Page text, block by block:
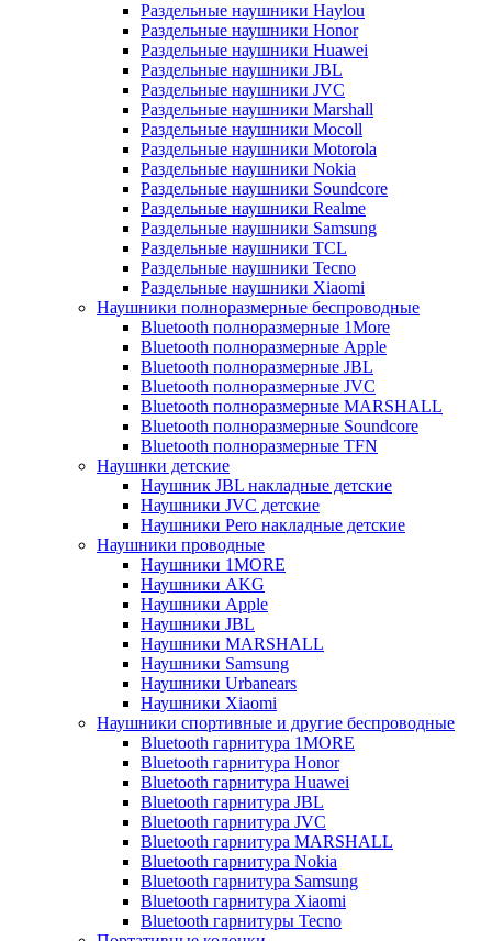
Раздельные наушники Haylou
Раздельные наушники Honor
Раздельные наушники Huawei
Раздельные наушники JBL
Раздельные наушники JVC
Раздельные наушники Marshall
Раздельные наушники Mocoll
Раздельные наушники Motorola
Раздельные наушники Nokia
Раздельные наушники Soundcore
Раздельные наушники Realme
Раздельные наушники Samsung
Раздельные наушники TCL
Раздельные наушники Tecno
Раздельные наушники Xiaomi
Наушники полноразмерные беспроводные
Bluetooth полноразмерные 1More
Bluetooth полноразмерные Apple
Bluetooth полноразмерные JBL
Bluetooth полноразмерные JVC
Bluetooth полноразмерные MARSHALL
Bluetooth полноразмерные Soundcore
Bluetooth полноразмерные TFN
Наушнки детские
Наушник JBL накладные детские
Наушники JVC детские
Наушники Pero накладные детские
Наушники проводные
Наушники 1MORE
Наушники AKG
Наушники Apple
Наушники JBL
Наушники MARSHALL
Наушники Samsung
Наушники Urbanears
Наушники Xiaomi
Наушники спортивные и другие беспроводные
Bluetooth гарнитура 1MORE
Bluetooth гарнитура Honor
Bluetooth гарнитура Huawei
Bluetooth гарнитура JBL
Bluetooth гарнитура JVC
Bluetooth гарнитура MARSHALL
Bluetooth гарнитура Nokia
Bluetooth гарнитура Samsung
Bluetooth гарнитура Xiaomi
Bluetooth гарнитуры Tecno